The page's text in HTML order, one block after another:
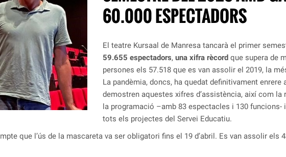
60.000 ESPECTADORS
El teatre Kursaal de Manresa tancarà el primer
59.655 espectadors, una xifra rècord que supera de
persones els 57.518 que es van assolir el 2019, la
La pandèmia, doncs, ha quedat definitivament enrere
demostren aquestes xifres d’assistència, així com la
la programació –amb 83 espectacles i 130 funcions-
tots els projectes del Servei Educatiu.
que l’ús de la mascareta va ser obligatori fins el 19 d’abril. Es van assolir els